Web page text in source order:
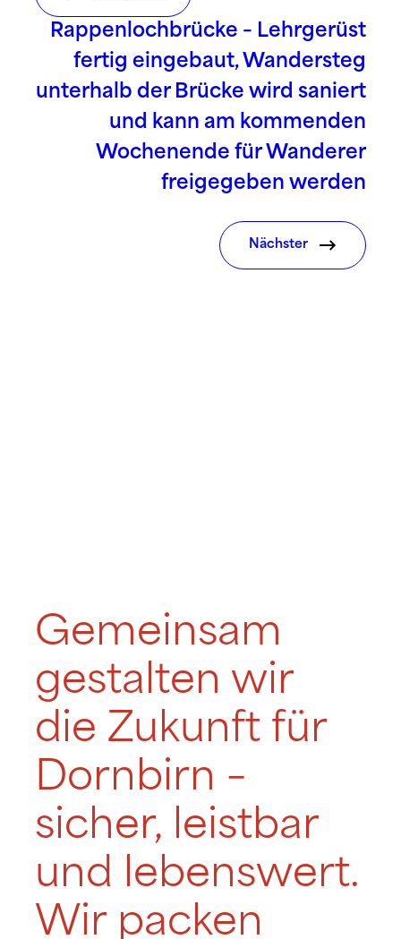
Rappenlochbrücke – Lehrgerüst
fertig eingebaut, Wandersteg
unterhalb der Brücke wird saniert
und kann am kommenden
Wochenende für Wanderer
freigegeben werden
Nächster
Gemeinsam
gestalten wir
die Zukunft für
Dornbirn –
sicher, leistbar
und lebenswert.
Wir packen